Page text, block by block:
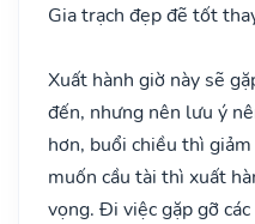
Gia trạch đẹp đẽ tốt
Xuất hành giờ này sẽ
đến, nhưng nên lưu ý
hơn, buổi chiều thì
muốn cầu tài thì xuất
vọng. Đi việc gặp gỡ